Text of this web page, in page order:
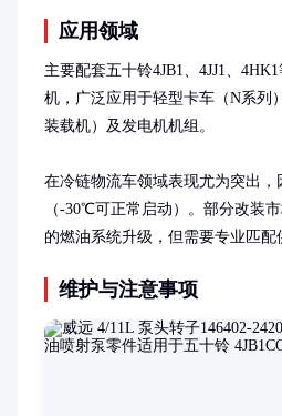
应用领域
主要配套五十铃4JB1、4JJ1、
机，广泛应用于轻型卡车（N系列
装载机）及发电机机组。
在冷链物流车领域表现尤为突出
（-30℃可正常启动）。部分改装
的燃油系统升级，但需要专业匹配
维护与注意事项